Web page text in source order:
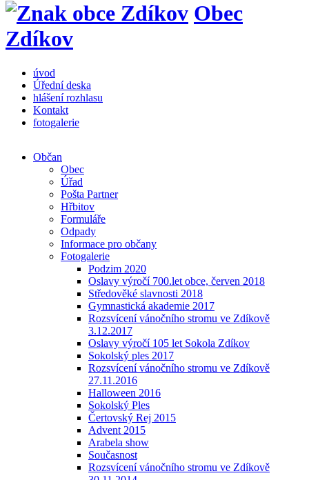
Obec
Zdíkov
úvod
Úřední deska
hlášení rozhlasu
Kontakt
fotogalerie
Občan
Obec
Úřad
Pošta Partner
Hřbitov
Formuláře
Odpady
Informace pro občany
Fotogalerie
Podzim 2020
Oslavy výročí 700.let obce, červen 2018
Středověké slavnosti 2018
Gymnastická akademie 2017
Rozsvícení vánočního stromu ve Zdíkově
3.12.2017
Oslavy výročí 105 let Sokola Zdíkov
Sokolský ples 2017
Rozsvícení vánočního stromu ve Zdíkově
27.11.2016
Halloween 2016
Sokolský Ples
Čertovský Rej 2015
Advent 2015
Arabela show
Současnost
Rozsvícení vánočního stromu ve Zdíkově